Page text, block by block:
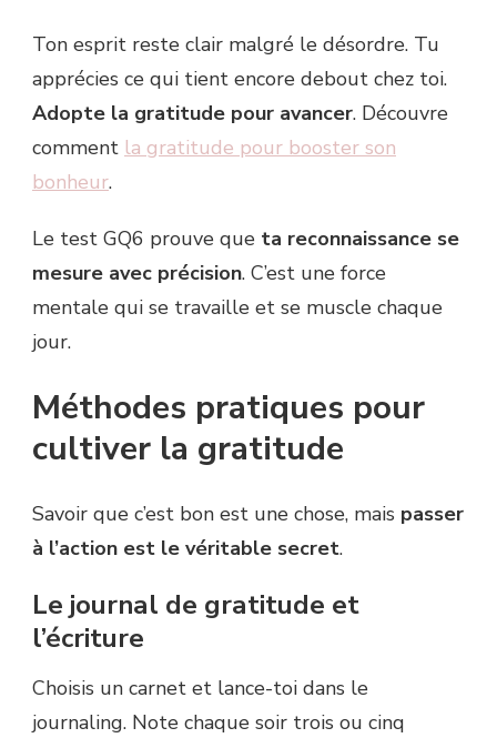
Ton esprit reste clair malgré le désordre. Tu
apprécies ce qui tient encore debout chez toi.
Adopte la gratitude pour avancer. Découvre
comment la gratitude pour booster son
bonheur.
Le test GQ6 prouve que ta reconnaissance se
mesure avec précision. C’est une force
mentale qui se travaille et se muscle chaque
jour.
Méthodes pratiques pour
cultiver la gratitude
Savoir que c’est bon est une chose, mais passer
à l’action est le véritable secret.
Le journal de gratitude et
l’écriture
Choisis un carnet et lance-toi dans le
journaling. Note chaque soir trois ou cinq